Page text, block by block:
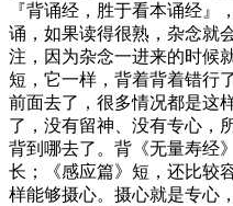
『背诵经，胜于看本诵经』
诵，如果读得很熟，杂念就
注，因为杂念一进来的时候
短，它一样，背着背着错行
前面去了，很多情况都是这
了，没有留神、没有专心，
背到哪去了。背《无量寿经
长；《感应篇》短，还比较
样能够摄心。摄心就是专心